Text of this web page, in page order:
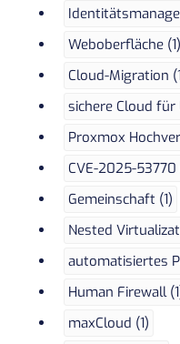
Weboberfläche (1)
Cloud-Migration
sichere Cloud für
Proxmox
CVE-2025-53770
Gemeinschaft (1)
Nested
automatisiertes
Human Firewall
maxCloud (1)